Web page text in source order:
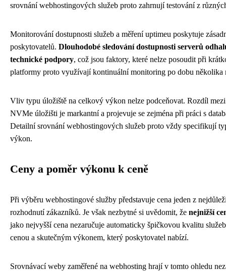
srovnání webhostingových služeb proto zahrnují testování z
Monitorování dostupnosti služeb a měření uptimeu poskytuje
poskytovatelů. Dlouhodobé sledování dostupnosti serverů
technické podpory, což jsou faktory, které nelze posoudit při
platformy proto využívají kontinuální monitoring po dobu několika
Vliv typu úložiště na celkový výkon nelze podceňovat. Rozdíl
NVMe úložišti je markantní a projevuje se zejména při práci s
Detailní srovnání webhostingových služeb proto vždy specifikují
výkon.
Ceny a poměr výkonu k ceně
Při výběru webhostingové služby představuje cena jeden z
rozhodnutí zákazníků. Je však nezbytné si uvědomit, že nejnižší
jako nejvyšší cena nezaručuje automaticky špičkovou kvalitu
cenou a skutečným výkonem, který poskytovatel nabízí.
Srovnávací weby zaměřené na webhosting hrají v tomto ohledu